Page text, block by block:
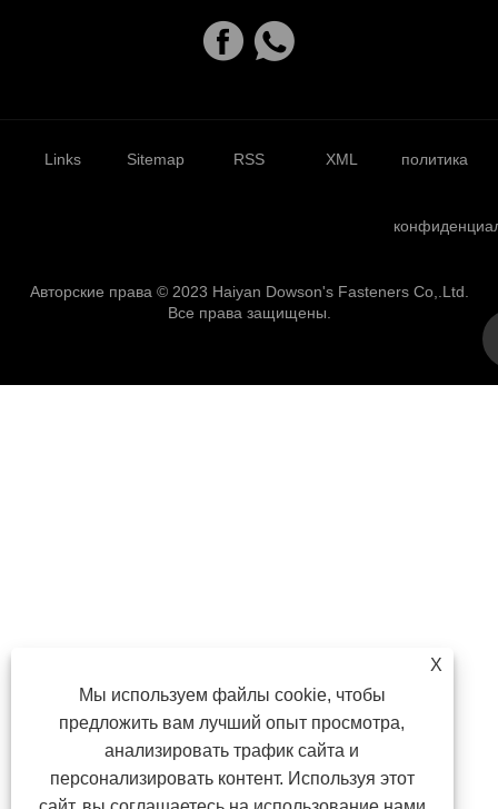
X
Мы используем файлы cookie, чтобы
предложить вам лучший опыт просмотра,
анализировать трафик сайта и
персонализировать контент. Используя этот
Links Sitemap RSS XML политика
Авторские права © 2023 Haiyan Dowson's Fasteners Co,.Ltd.
Все права защищены.